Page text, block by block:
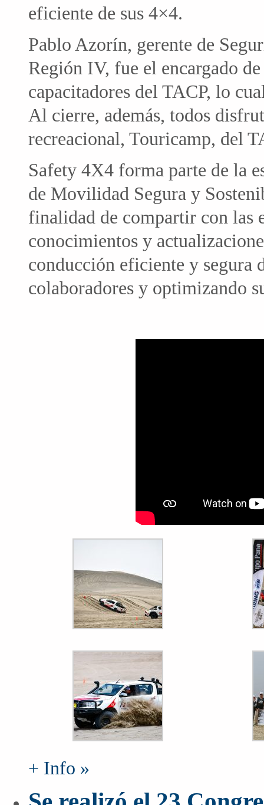
eficiente de sus 4×4.
Pablo Azorín, gerente de
Región IV, fue el encargado
capacitadores del TACP, lo
Al cierre, además, todos
recreacional, Touricamp, del
Safety 4X4 forma parte de la
de Movilidad Segura y
finalidad de compartir con las
conocimientos y
conducción eficiente y segura
colaboradores y optimizando
+ Info »